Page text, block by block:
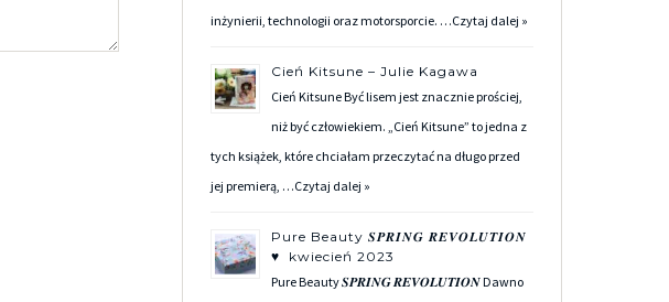
inżynierii, technologii oraz motorsporcie. …Czytaj dalej »
Cień Kitsune – Julie Kagawa
Cień Kitsune Być lisem jest znacznie prościej,
niż być człowiekiem. „Cień Kitsune” to jedna z
tych książek, które chciałam przeczytać na długo przed
jej premierą, …Czytaj dalej »
Pure Beauty 𝑺𝑷𝑹𝑰𝑵𝑮 𝑹𝑬𝑽𝑶𝑳𝑼𝑻𝑰𝑶𝑵
♥ kwiecień 2023
Pure Beauty 𝑺𝑷𝑹𝑰𝑵𝑮 𝑹𝑬𝑽𝑶𝑳𝑼𝑻𝑰𝑶𝑵 Dawno